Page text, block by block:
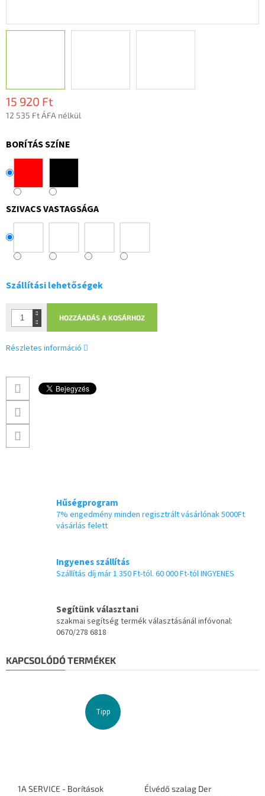
15 920 Ft
12 535 Ft ÁFA nélkül
BORÍTÁS SZÍNE
SZIVACS VASTAGSÁGA
Szállítási lehetőségek
HOZZÁADÁS A KOSÁRHOZ
Részletes információ
Hűségprogram
7% engedmény minden regisztrált vásárlónak 5000Ft
vásárlás felett
Ingyenes szállítás
Szállítás díj már 1 350 Ft-tól. 60 000 Ft-tól INGYENES
Segítünk választani
szakmai segítség termék választásánál infóvonal:
0670/278 6818
KAPCSOLÓDÓ TERMÉKEK
Tipp
1A SERVICE - Borítások
Élvédő szalag Der